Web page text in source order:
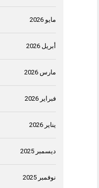
مايو 2026
أبريل 2026
مارس 2026
فبراير 2026
يناير 2026
ديسمبر 2025
نوفمبر 2025